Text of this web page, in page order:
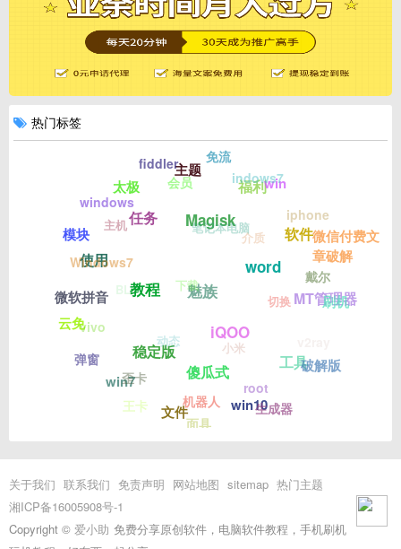
热门标签
魅族
教程
稳定版
傻瓜式
iQOO
word
Magisk
任务
使用
云免
win7
文件
win10
工具
MT管理器
软件
福利
主题
太极
模块
微软拼音
弹窗
王卡
面具
生成器
破解版
刷机
微信付费文
章破解
win
免流
fiddler
windows
Windows7
vivo
歪卡
机器人
root
戴尔
iphone
indows7
会员
主机
BL
动态 小米
切换
介质
笔记本电脑
下载
关于我们 联系我们 免责声明 网站地图 sitemap 热门主题
湘ICP备16005908号-1
Copyright © 爱小助 免费分享原创软件，电脑软件教程，手机刷机